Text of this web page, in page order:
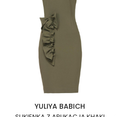
YULIYA BABICH